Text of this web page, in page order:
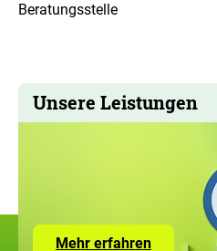
Beratungsstelle
Unsere Leistungen
Mehr erfahrenZur